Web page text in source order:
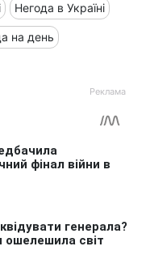
Негода в Україні
на день